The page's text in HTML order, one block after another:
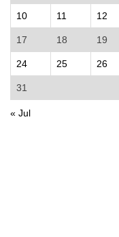
10 11 12
17 18 19
24 25 26
31
« Jul